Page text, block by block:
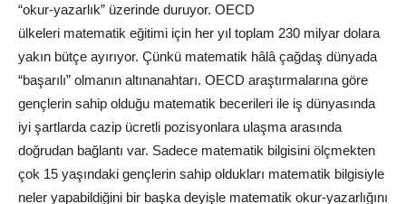
“okur-yazarlık” üzerinde duruyor. OECD
ülkeleri matematik eğitimi için her yıl toplam 230 milyar dolara
yakın bütçe ayırıyor. Çünkü matematik hâlâ çağdaş dünyada
“başarılı” olmanın altınanahtarı. OECD araştırmalarına göre
gençlerin sahip olduğu matematik becerileri ile iş dünyasında
iyi şartlarda cazip ücretli pozisyonlara ulaşma arasında
doğrudan bağlantı var. Sadece matematik bilgisini ölçmekten
çok 15 yaşındaki gençlerin sahip oldukları matematik bilgisiyle
neler yapabildiğini bir başka deyişle matematik okur-yazarlığını